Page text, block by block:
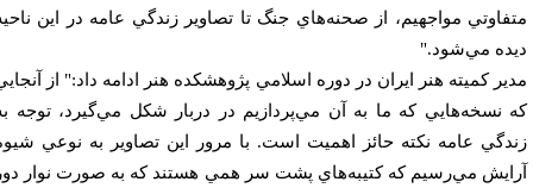
مواجهيم، از صحنه‌هاي جنگ تا تصاوير زندگي عامه در اين ناحيه
مي‌شود."
كميته هنر ايران در دوره اسلامي پژوهشكده هنر ادامه داد:" از آنجايي
نسخه‌هايي كه ما به آن مي‌پردازيم در دربار شكل مي‌گيرد، توجه به
عامه نكته حائز اهميت است. با مرور اين تصاوير به نوعي شيوه
مي‌رسيم كه كتيبه‌هاي پشت سر همي هستند كه به صورت نوار دور